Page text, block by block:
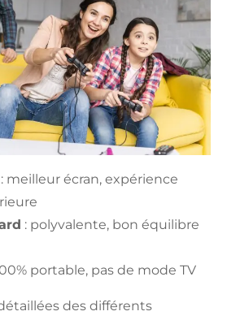
: meilleur écran, expérience
: polyvalente, bon équilibre
portable, pas de mode TV
des différents